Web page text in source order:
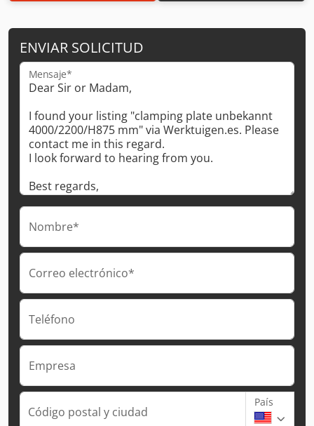
ENVIAR SOLICITUD
Mensaje*
Nombre*
Correo electrónico*
Teléfono
Empresa
Código postal y ciudad
País